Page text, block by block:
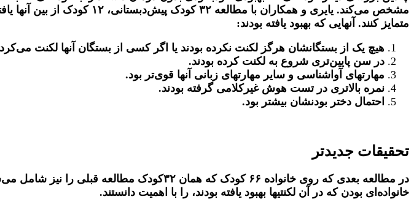
مشخص می‌کند. یایری و همکاران
متمایز کنند. آنهایی که بهبود یافته بودند:
هیچ یک از بستگانشان هرگز لکنت نکرده بودند یا اگر کسی از بستگان آنها لکنت
در سن پایین‌تری شروع به لکنت کرده بودند.
مهارتهای آواشناسی و سایر مهارتهای زبانی آنها قوی‌تر بود.
نمره بالاتری در تست هوش غیرکلامی گرفته بودند.
احتمال دختر بودنشان بیشتر بود.
تحقیقات جدیدتر
در مطالعه بعدی که روی خانواده ۶۶ کودک که
خانواده‌ای بودن که در آن لکنتیها بهبود یافته بودند، را با اهمیت دانستند.